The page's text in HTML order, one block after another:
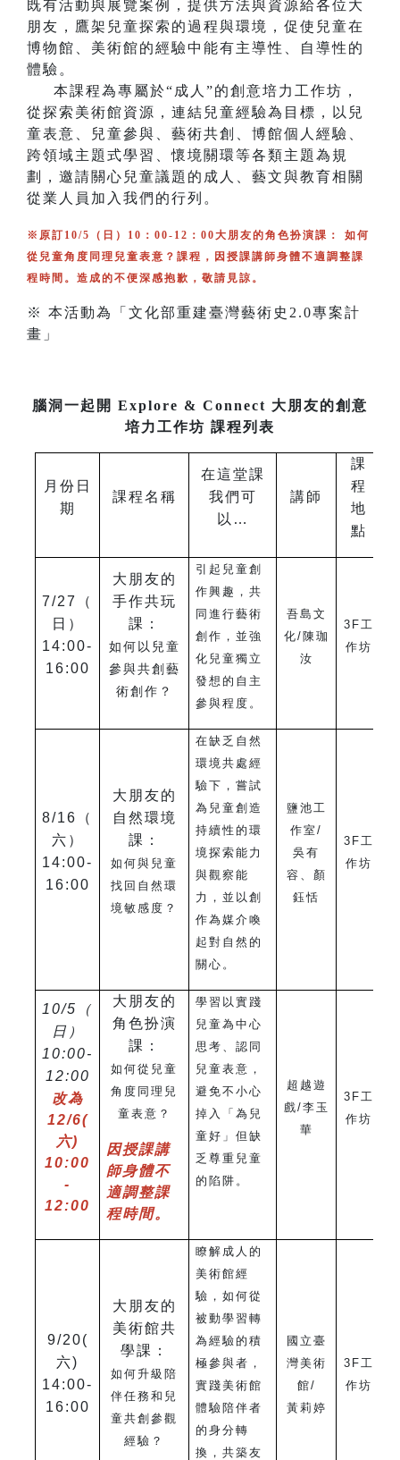
既有活動與展覽案例，提供方法與資源給各位大
朋友，鷹架兒童探索的過程與環境，促使兒童在
博物館、美術館的經驗中能有主導性、自導性的
體驗。
本課程為專屬於“成人”的創意培力工作坊，
從探索美術館資源，連結兒童經驗為目標，以兒
童表意、兒童參與、藝術共創、博館個人經驗、
跨領域主題式學習、懷境關環等各類主題為規
劃，邀請關心兒童議題的成人、藝文與教育相關
從業人員加入我們的行列。
※原訂10/5（日）10：00-12：00大朋友的角色扮演課： 如何
從兒童角度同理兒童表意？課程，因授課講師身體不適調整課
程時間。造成的不便深感抱歉，敬請見諒。
※ 本活動為「文化部重建臺灣藝術史2.0專案計
畫」
腦洞一起開 Explore & Connect 大朋友的創意
培力工作坊 課程列表
月份日
期
課程名稱
在這堂課
我們可
以…
講師
課
程
地
點
7/27
（
日）
14:00-
16:00
大朋友的
手作共玩
課：
如何以兒童
參與共創藝
術創作？
引起兒童創
作興趣，共
同進行藝術
創作，並強
化兒童獨立
發想的自主
參與程度。
吾島文
化/陳珈
汝
3F 工
作坊
8/16
（
六）
14:00-
16:00
大朋友的
自然環境
課：
如何與兒童
找回自然環
境敏感度？
在缺乏自然
環境共處經
驗下，嘗試
為兒童創造
持續性的環
境探索能力
與觀察能
力，並以創
作為媒介喚
起對自然的
關心。
鹽池工
作室/
吳有
容、顏
鈺恬
3F 工
作坊
10/5（
日）
10:00-
12:00
改為
12/6(
六)
10:00
-
12:00
大朋友的
角色扮演
課：
如何從兒童
角度同理兒
童表意？
因授課講
師身體不
適調整課
程時間。
學習以實踐
兒童為中心
思考、認同
兒童表意，
避免不小心
掉入「為兒
童好」但缺
乏尊重兒童
的陷阱。
超越遊
戲/李玉
華
3F 工
作坊
9/20(
六)
14:00-
16:00
大朋友的
美術館共
學課：
如何升級陪
伴任務和兒
童共創參觀
經驗？
瞭解成人的
美術館經
驗，如何從
被動學習轉
為經驗的積
極參與者，
實踐美術館
體驗陪伴者
的身分轉
換，共築友
國立臺
灣美術
館/
黃莉婷
3F 工
作坊